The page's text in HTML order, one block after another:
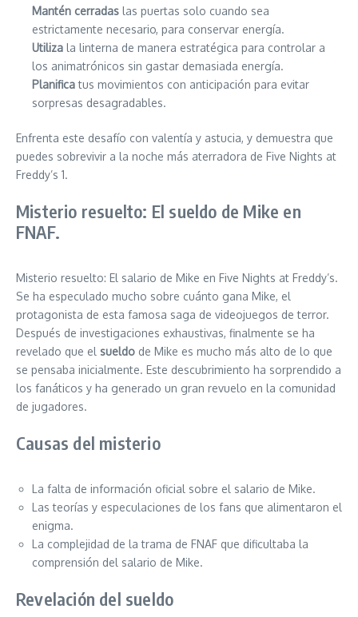
Mantén cerradas las puertas solo cuando sea
estrictamente necesario, para conservar energía.
Utiliza la linterna de manera estratégica para controlar a
los animatrónicos sin gastar demasiada energía.
Planificatus movimientos con anticipación para evitar
sorpresas desagradables.
Enfrenta este desafío con valentía y astucia, y demuestra que
puedes sobrevivir a la noche más aterradora de Five Nights at
Freddy’s 1.
Misterio resuelto: El sueldo de Mike en
FNAF.
Misterio resuelto: El salario de Mike en Five Nights at Freddy’s.
Se ha especulado mucho sobre cuánto gana Mike, el
protagonista de esta famosa saga de videojuegos de terror.
Después de investigaciones exhaustivas, finalmente se ha
revelado que el sueldo de Mike es mucho más alto de lo que
se pensaba inicialmente. Este descubrimiento ha sorprendido a
los fanáticos y ha generado un gran revuelo en la comunidad
de jugadores.
Causas del misterio
La falta de información oficial sobre el salario de Mike.
Las teorías y especulaciones de los fans que alimentaron el
enigma.
La complejidad de la trama de FNAF que dificultaba la
comprensión del salario de Mike.
Revelación del sueldo